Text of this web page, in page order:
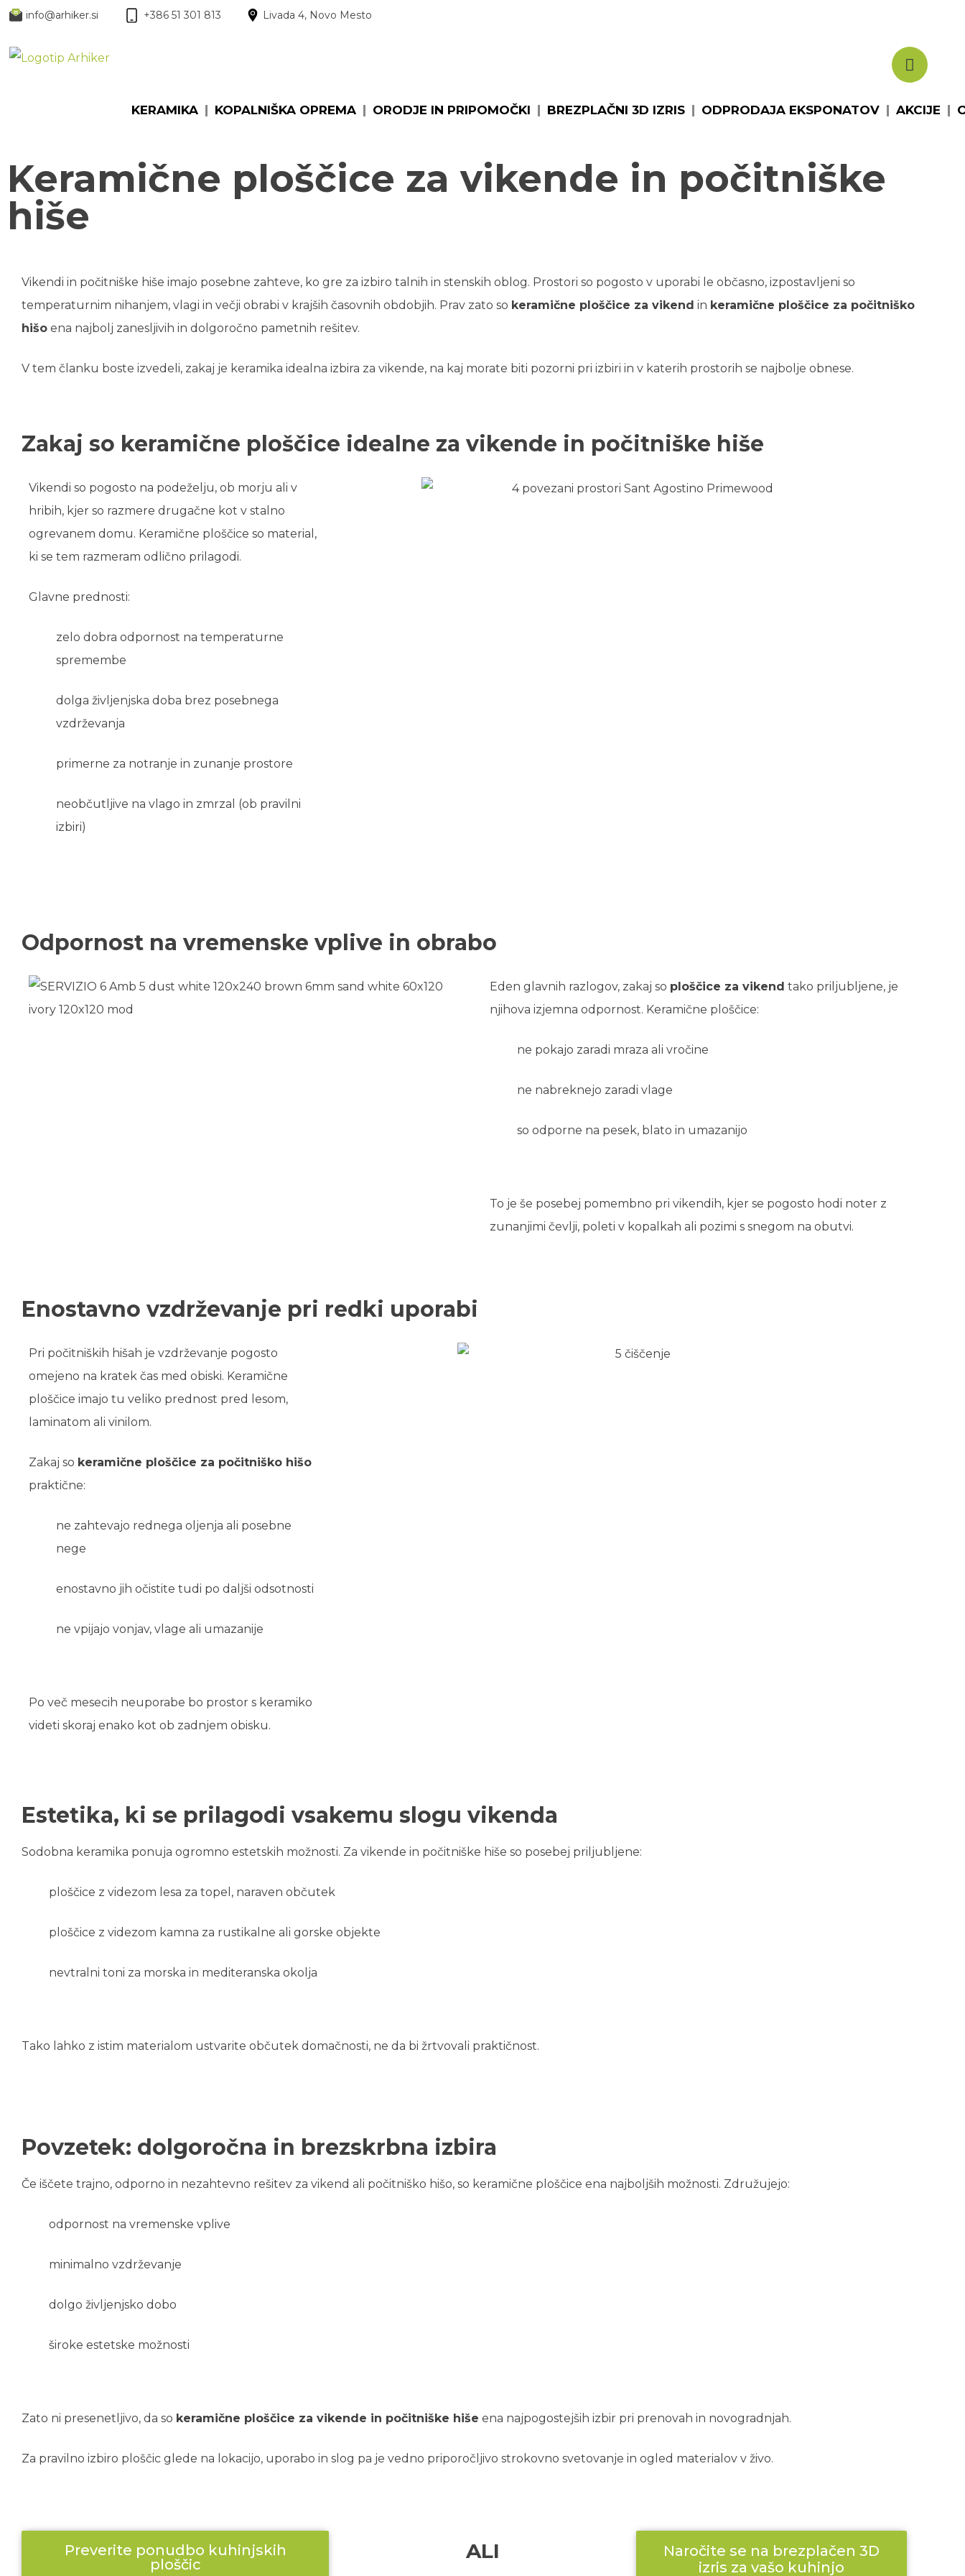
KERAMIKA KOPALNIŠKA OPREMA
info@arhiker.si +386 51 301 813 Livada 4, Novo Mesto
KERAMIKA KOPALNIŠKA OPREMA ORODJE IN PRIPOMOČKI BREZPLAČNI 3D IZRIS ODPRODAJA EKSPONATOV AKCIJE
Keramične ploščice za vikende in počitniške
hiše
Vikendi in počitniške hiše imajo posebne zahteve, ko gre za izbiro talnih in stenskih oblog. Prostori so pogosto v uporabi le občasno, izpostavljeni so
temperaturnim nihanjem, vlagi in večji obrabi v krajših časovnih obdobjih. Prav zato so keramične ploščice za vikend in keramične ploščice za počitniško
hišo ena najbolj zanesljivih in dolgoročno pametnih rešitev.
V tem članku boste izvedeli, zakaj je keramika idealna izbira za vikende, na kaj morate biti pozorni pri izbiri in v katerih prostorih se najbolje obnese.
Zakaj so keramične ploščice idealne za vikende in počitniške hiše
Vikendi so pogosto na podeželju, ob morju ali v
hribih, kjer so razmere drugačne kot v stalno
ogrevanem domu. Keramične ploščice so material,
ki se tem razmeram odlično prilagodi.
Glavne prednosti:
zelo dobra odpornost na temperaturne
spremembe
dolga življenjska doba brez posebnega
vzdrževanja
primerne za notranje in zunanje prostore
neobčutljive na vlago in zmrzal (ob pravilni
izbiri)
Odpornost na vremenske vplive in obrabo
Eden glavnih razlogov, zakaj so ploščice za vikend tako priljubljene, je
njihova izjemna odpornost. Keramične ploščice:
ne pokajo zaradi mraza ali vročine
ne nabreknejo zaradi vlage
so odporne na pesek, blato in umazanijo
To je še posebej pomembno pri vikendih, kjer se pogosto hodi noter z
zunanjimi čevlji, poleti v kopalkah ali pozimi s snegom na obutvi.
Enostavno vzdrževanje pri redki uporabi
Pri počitniških hišah je vzdrževanje pogosto
omejeno na kratek čas med obiski. Keramične
ploščice imajo tu veliko prednost pred lesom,
laminatom ali vinilom.
Zakaj so keramične ploščice za počitniško hišo
praktične:
ne zahtevajo rednega oljenja ali posebne
nege
enostavno jih očistite tudi po daljši odsotnosti
ne vpijajo vonjav, vlage ali umazanije
Po več mesecih neuporabe bo prostor s keramiko
videti skoraj enako kot ob zadnjem obisku.
Estetika, ki se prilagodi vsakemu slogu vikenda
Sodobna keramika ponuja ogromno estetskih možnosti. Za vikende in počitniške hiše so posebej priljubljene:
ploščice z videzom lesa za topel, naraven občutek
ploščice z videzom kamna za rustikalne ali gorske objekte
nevtralni toni za morska in mediteranska okolja
Tako lahko z istim materialom ustvarite občutek domačnosti, ne da bi žrtvovali praktičnost.
Povzetek: dolgoročna in brezskrbna izbira
Če iščete trajno, odporno in nezahtevno rešitev za vikend ali počitniško hišo, so keramične ploščice ena najboljših možnosti. Združujejo:
odpornost na vremenske vplive
minimalno vzdrževanje
dolgo življenjsko dobo
široke estetske možnosti
Zato ni presenetljivo, da so keramične ploščice za vikende in počitniške hiše ena najpogostejših izbir pri prenovah in novogradnjah.
Za pravilno izbiro ploščic glede na lokacijo, uporabo in slog pa je vedno priporočljivo strokovno svetovanje in ogled materialov v živo.
Preverite ponudbo kuhinjskih
ploščic
ALI
Naročite se na brezplačen 3D
izris za vašo kuhinjo